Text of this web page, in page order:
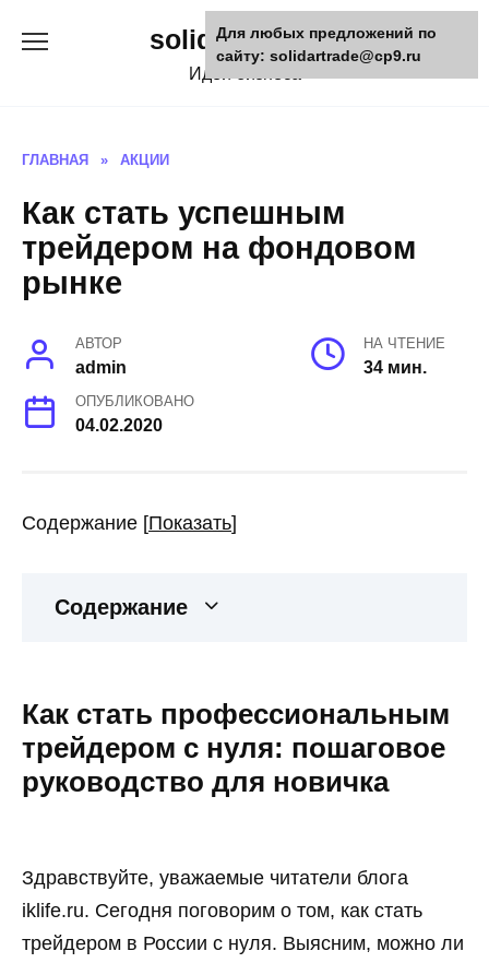
solidartrade.ru
Идеи бизнеса
ГЛАВНАЯ » АКЦИИ
Как стать успешным
трейдером на фондовом
рынке
АВТОР
admin
НА ЧТЕНИЕ
34 мин.
ОПУБЛИКОВАНО
04.02.2020
Содержание [Показать]
Содержание
Как стать профессиональным
трейдером с нуля: пошаговое
руководство для новичка
Здравствуйте, уважаемые читатели блога
iklife.ru. Сегодня поговорим о том, как стать
трейдером в России с нуля. Выясним, можно ли
Для любых предложений по
сайту: solidartrade@cp9.ru